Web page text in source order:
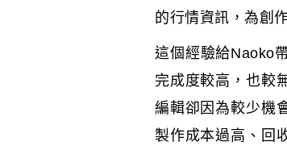
的行情資訊，為創
這個經驗給Naoko
完成度較高，也較
編輯卻因為較少機
製作成本過高、回